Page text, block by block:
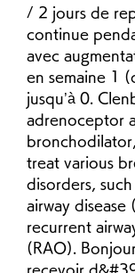
/ 2 jours de
continue
avec
en semaine 1
jusqu’à 0.
adrenoceptor
treat various
disorders,
airway disease
recurrent
(RAO).
recevoir